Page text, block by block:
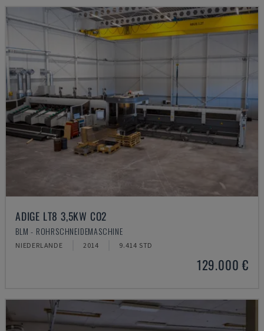
ADIGE LT8 3,5KW CO2
BLM - ROHRSCHNEIDEMASCHINE
NIEDERLANDE 2014 9.414 STD
129.000 €